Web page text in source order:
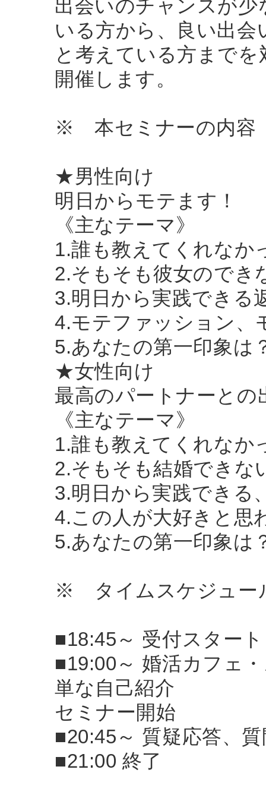
出会いのチャンスが
いる方から、良い出
と考えている方まで
開催します。
※ 本セミナーの内容
★男性向け
明日からモテます！
《主なテーマ》
1.誰も教えてくれなか
2.そもそも彼女ので
3.明日から実践できる
4.モテファッション、
5.あなたの第一印象は
★女性向け
最高のパートナーと
《主なテーマ》
1.誰も教えてくれなか
2.そもそも結婚できな
3.明日から実践できる
4.この人が大好きと思
5.あなたの第一印象は
※ タイムスケジュー
■18:45～ 受付スタート
■19:00～ 婚活カフェ
単な自己紹介
セミナー開始
■20:45～ 質疑応答、
■21:00 終了